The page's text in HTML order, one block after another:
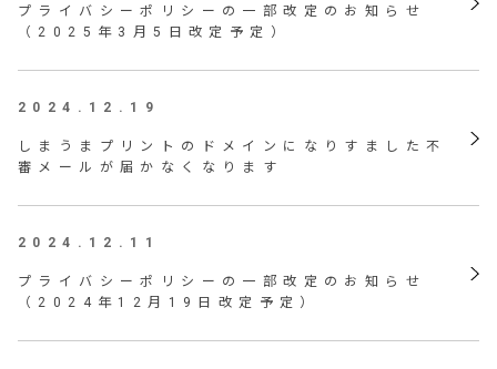
プライバシーポリシーの一部改定のお知らせ
（2025年3月5日改定予定）
2024.12.19
しまうまプリントのドメインになりすました不
審メールが届かなくなります
2024.12.11
プライバシーポリシーの一部改定のお知らせ
（2024年12月19日改定予定）